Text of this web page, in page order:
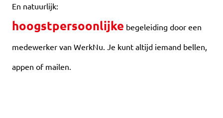
En natuurlijk:
hoogstpersoonlijke begeleiding door een
medewerker van WerkNu. Je kunt altijd iemand bellen,
appen of mailen.